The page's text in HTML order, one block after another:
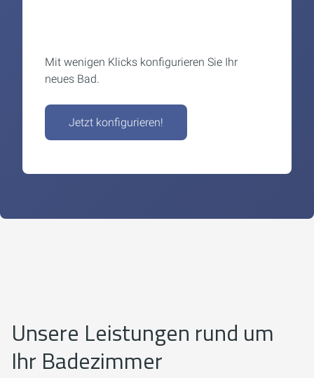
Mit wenigen Klicks konfigurieren Sie Ihr
neues Bad.
Jetzt konfigurieren!
Unsere Leistungen rund um
Ihr Badezimmer